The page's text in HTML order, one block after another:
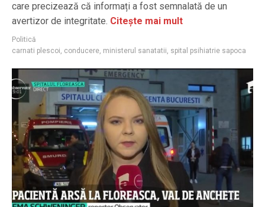
care precizează că informați a fost semnalată de un
avertizor de integritate. Citește mai mult
Politică
carnati plescoi, conducere, ministerul sanatatii, spital psihiatrie sapoca